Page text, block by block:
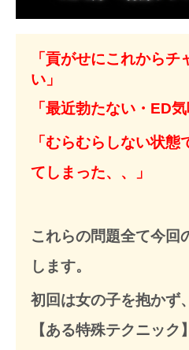
「貢がせにこれからチ
い」
「最近勃たない・ED気
「むらむらしない状
てしまった、、」
これらの問題全て今回
します。
初回は女の子を抱かず、
【ある特殊テクニック】